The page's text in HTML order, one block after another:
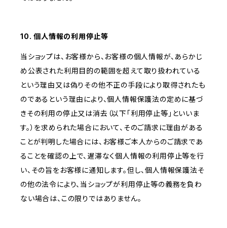
10. 個人情報の利用停止等
当ショップは、お客様から、お客様の個人情報が、あらかじ
め公表された利用目的の範囲を超えて取り扱われている
という理由又は偽りその他不正の手段により取得されたも
のであるという理由により、個人情報保護法の定めに基づ
きその利用の停止又は消去（以下「利用停止等」といいま
す。）を求められた場合において、そのご請求に理由がある
ことが判明した場合には、お客様ご本人からのご請求であ
ることを確認の上で、遅滞なく個人情報の利用停止等を行
い、その旨をお客様に通知します。但し、個人情報保護法そ
の他の法令により、当ショップが利用停止等の義務を負わ
ない場合は、この限りではありません。